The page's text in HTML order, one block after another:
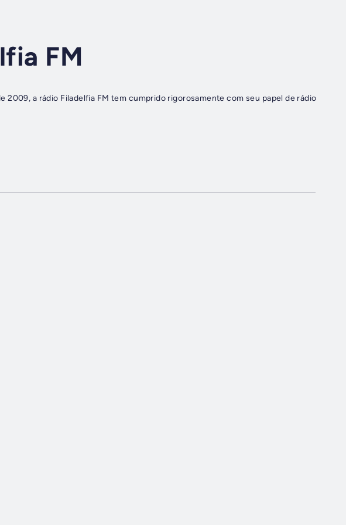
FM
2009, a rádio Filadelfia FM tem cumprido rigorosamente com seu papel de rádio